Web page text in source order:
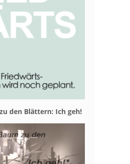
den Blät­tern: Ich geh!